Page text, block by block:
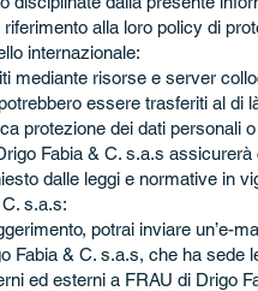
alla loro policy di
internazionale:
mediante risorse e server
essere trasferiti al di
protezione dei dati personali
Fabia & C. s.a.s
dalle leggi e normative in
s.a.s:
potrai inviare un’e-
Fabia & C. s.a.s, che ha sede
ed esterni a FRAU di Drigo